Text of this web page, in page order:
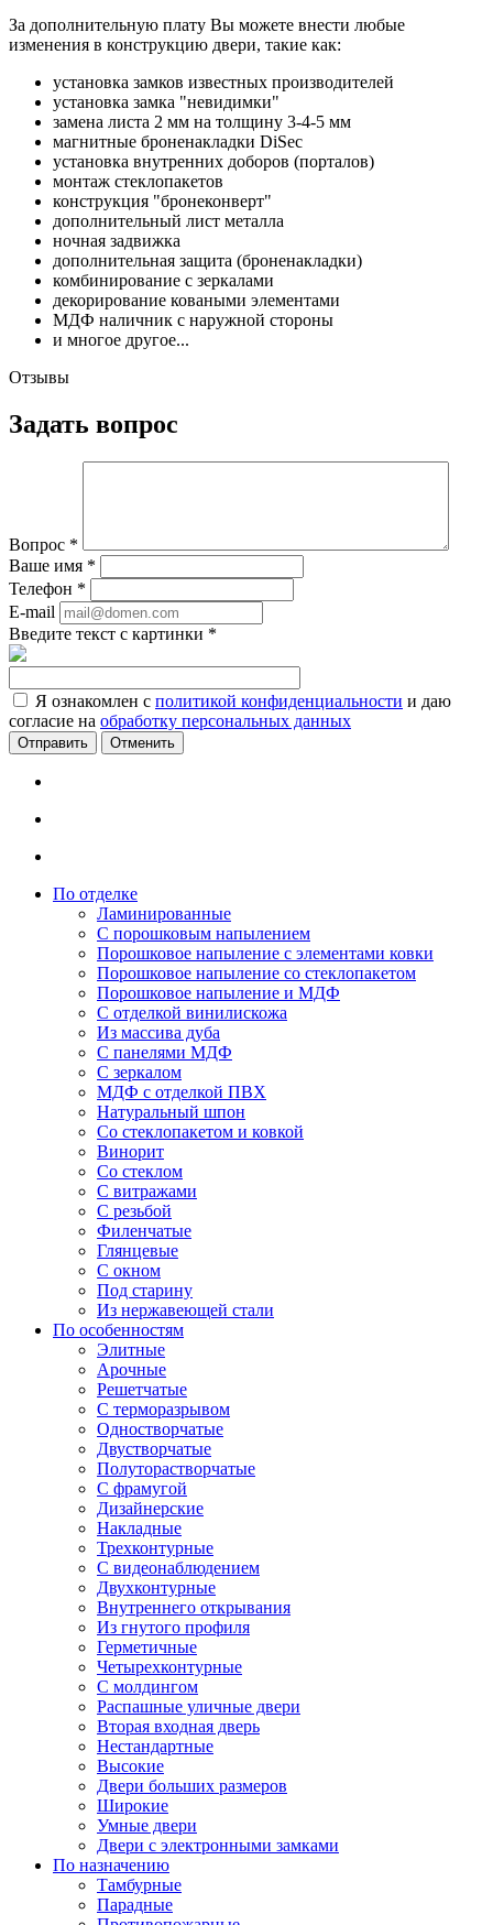
За дополнительную плату Вы можете внести любые
изменения в конструкцию двери, такие как:
установка замков известных производителей
установка замка "невидимки"
замена листа 2 мм на толщину 3-4-5 мм
магнитные броненакладки DiSec
установка внутренних доборов (порталов)
монтаж стеклопакетов
конструкция "бронеконверт"
дополнительный лист металла
ночная задвижка
дополнительная защита (броненакладки)
комбинирование с зеркалами
декорирование коваными элементами
МДФ наличник с наружной стороны
и многое другое...
Отзывы
Задать вопрос
Вопрос *
Ваше имя *
Телефон *
E-mail
Введите текст с картинки *
Я ознакомлен с политикой конфиденциальности и даю
согласие на обработку персональных данных
Отменить
По отделке
Ламинированные
С порошковым напылением
Порошковое напыление с элементами ковки
Порошковое напыление со стеклопакетом
Порошковое напыление и МДФ
С отделкой винилискожа
Из массива дуба
С панелями МДФ
С зеркалом
МДФ с отделкой ПВХ
Натуральный шпон
Со стеклопакетом и ковкой
Винорит
Со стеклом
С витражами
С резьбой
Филенчатые
Глянцевые
С окном
Под старину
Из нержавеющей стали
По особенностям
Элитные
Арочные
Решетчатые
С терморазрывом
Одностворчатые
Двустворчатые
Полуторастворчатые
С фрамугой
Дизайнерские
Накладные
Трехконтурные
С видеонаблюдением
Двухконтурные
Внутреннего открывания
Из гнутого профиля
Герметичные
Четырехконтурные
С молдингом
Распашные уличные двери
Вторая входная дверь
Нестандартные
Высокие
Двери больших размеров
Широкие
Умные двери
Двери с электронными замками
По назначению
Тамбурные
Парадные